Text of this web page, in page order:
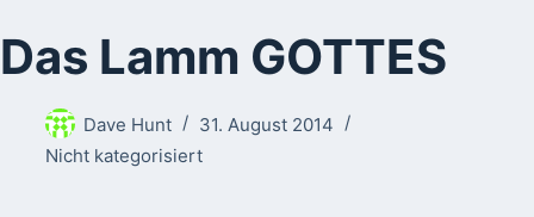
Das Lamm GOTTES
Dave Hunt
31. August 2014
Nicht kategorisiert